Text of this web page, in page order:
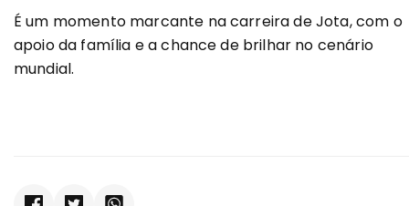
É um momento marcante na carreira de Jota, com o
apoio da família e a chance de brilhar no cenário
mundial.